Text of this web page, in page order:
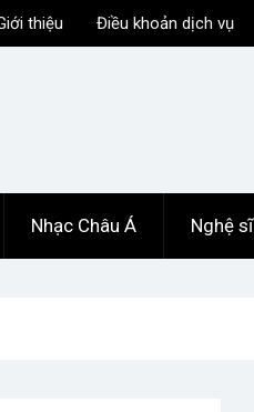
thiệu Điều khoản dịch vụ
Nhạc Châu Á Nghệ sĩ